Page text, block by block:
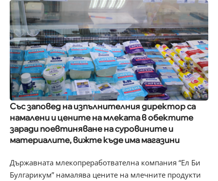
Със заповед на изпълнителния директор са
намалени и цените на млеката в обектите
заради поевтиняване на суровините и
материалите, вижте къде има магазини
Държавната млекопреработвателна компания “Ел Би
Булгарикум” намалява цените на млечните продукти